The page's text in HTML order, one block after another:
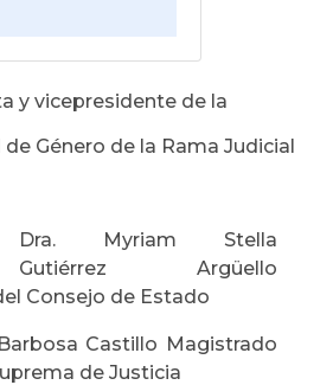
y vicepresidente de la
Género de la Rama Judicial
Dra. Myriam Stella
Gutiérrez Argüello
Consejo de Estado
Castillo Magistrado
de Justicia